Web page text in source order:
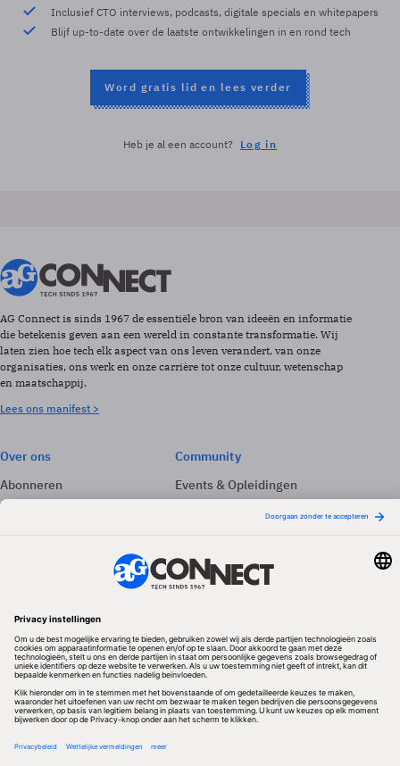
Inclusief CTO interviews, podcasts, digitale specials en whitepapers
Blijf up-to-date over de laatste ontwikkelingen in en rond tech
Word gratis lid en lees verder
Heb je al een account? Log in
AG Connect is sinds 1967 de essentiële bron van ideeën en informatie
die betekenis geven aan een wereld in constante transformatie. Wij
laten zien hoe tech elk aspect van ons leven verandert, van onze
organisaties, ons werk en onze carrière tot onze cultuur, wetenschap
en maatschappij.
Lees ons manifest >
Over ons
Abonneren
Adverteren
Community
Events & Opleidingen
Nieuwsbrieven
Volg ons
Redactionele partner